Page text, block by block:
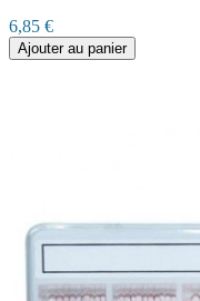
6,85 €
Ajouter au panier